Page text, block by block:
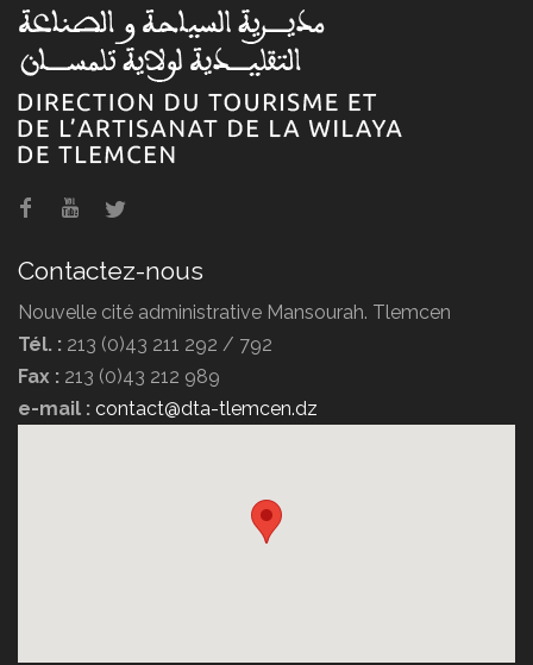
Contactez-nous
Nouvelle cité administrative Mansourah. Tlemcen
Tél. : 213 (0)43 211 292 / 792
Fax : 213 (0)43 212 989
e-mail : contact@dta-tlemcen.dz